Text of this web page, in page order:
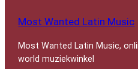
Most Wanted Latin Music
Most Wanted Latin Music,
world muziekwinkel